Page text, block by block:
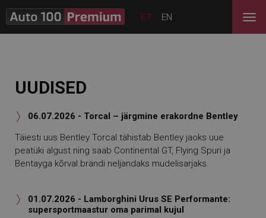
ET EN
UUDISED

06.07.2026 - Torcal – järgmine erakordne Bentley
Täiesti uus Bentley Torcal tähistab Bentley jaoks uue
peatüki algust ning saab Continental GT, Flying Spuri ja
Bentayga kõrval brändi neljandaks mudelisarjaks.

01.07.2026 - Lamborghini Urus SE Performante:
supersportmaastur oma parimal kujul